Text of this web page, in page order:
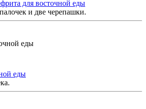
для восточной еды
и две черепашки.
еды